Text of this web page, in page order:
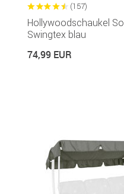
(157)
Hollywoodschaukel
Swingtex blau
74,99 EUR